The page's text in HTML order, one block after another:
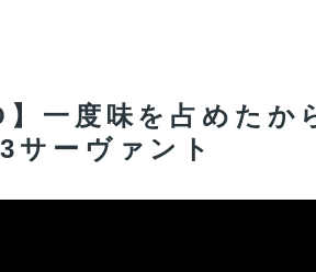
臨状態でバフ受けれる受けれないが困
和を願う式典なのに防弾ガラスと防
ニプレックスってFGO以外で稼げる
】一度味を占めた
サーヴァント